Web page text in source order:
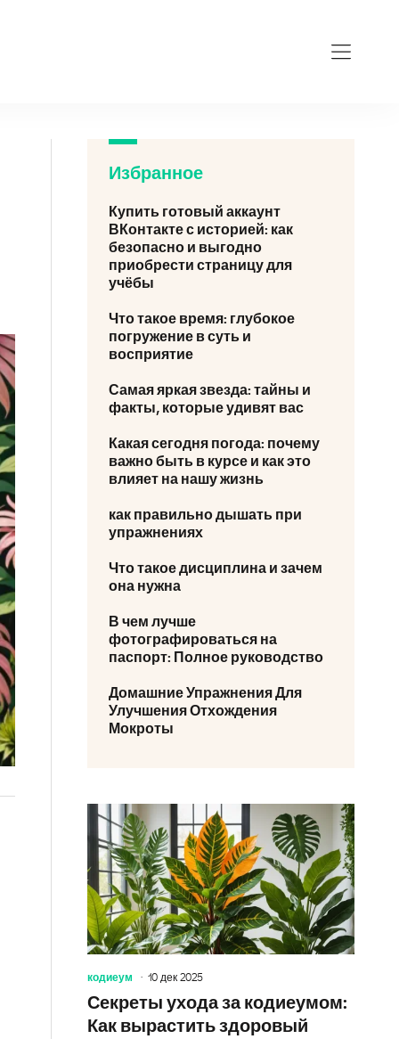
Избранное
Купить готовый аккаунт
ВКонтакте с историей: как
безопасно и выгодно
приобрести страницу для
учёбы
Что такое время: глубокое
погружение в суть и
восприятие
Самая яркая звезда: тайны и
факты, которые удивят вас
Какая сегодня погода: почему
важно быть в курсе и как это
влияет на нашу жизнь
как правильно дышать при
упражнениях
Что такое дисциплина и зачем
она нужна
В чем лучше
фотографироваться на
паспорт: Полное руководство
Домашние Упражнения Для
Улучшения Отхождения
Мокроты
кодиеум 10 дек 2025
Секреты ухода за кодиеумом:
Как вырастить здоровый